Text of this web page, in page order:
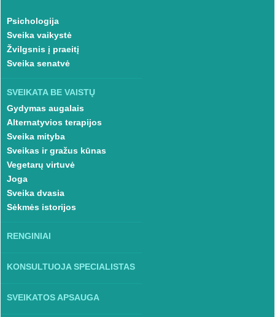
Psichologija
Sveika vaikystė
Žvilgsnis į praeitį
Sveika senatvė
SVEIKATA BE VAISTŲ
Gydymas augalais
Alternatyvios terapijos
Sveika mityba
Sveikas ir gražus kūnas
Vegetarų virtuvė
Joga
Sveika dvasia
Sėkmės istorijos
RENGINIAI
KONSULTUOJA SPECIALISTAS
SVEIKATOS APSAUGA